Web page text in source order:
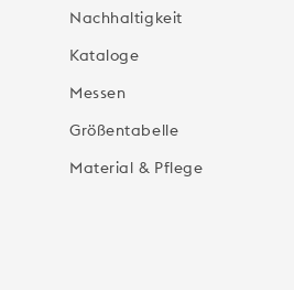
Nachhaltigkeit
Kataloge
Messen
Größentabelle
Material & Pflege